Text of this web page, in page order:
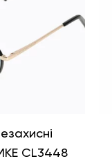
CL3448